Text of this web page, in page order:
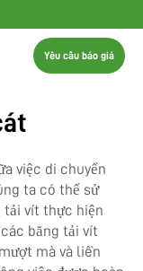
Yêu cầu báo giá
việc di chuyển
ta có thể sử
tải vít thực hiện
băng tải vít
mà và liền